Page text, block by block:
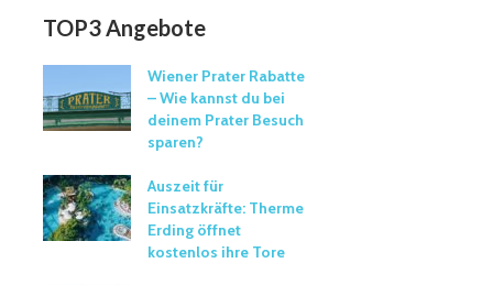
TOP3 Angebote
Wiener Prater Rabatte
– Wie kannst du bei
deinem Prater Besuch
sparen?
Auszeit für
Einsatzkräfte: Therme
Erding öffnet
kostenlos ihre Tore